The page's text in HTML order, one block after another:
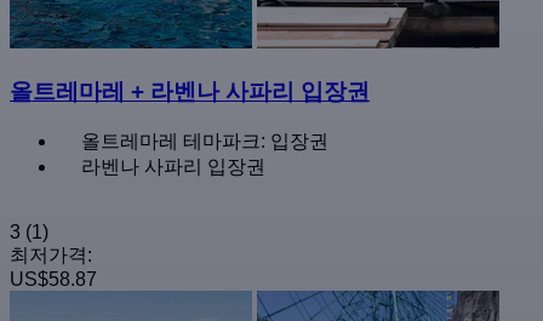
올트레마레 + 라벤나 사파리 입장권
올트레마레 테마파크: 입장권
라벤나 사파리 입장권
3 (1)
최저가격:
US$58.87